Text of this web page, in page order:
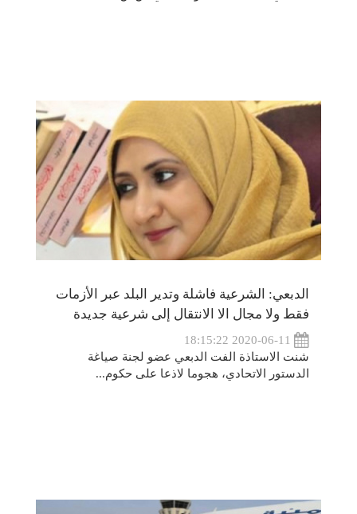
الدبعي: الشرعية فاشلة وتدير البلد عبر الأزمات
فقط ولا مجال الا الانتقال إلى شرعية جديدة
شنت الاستاذة الفت الدبعي عضو لجنة صياغة
الدستور الاتحادي، هجوما لاذعا على حكوم...